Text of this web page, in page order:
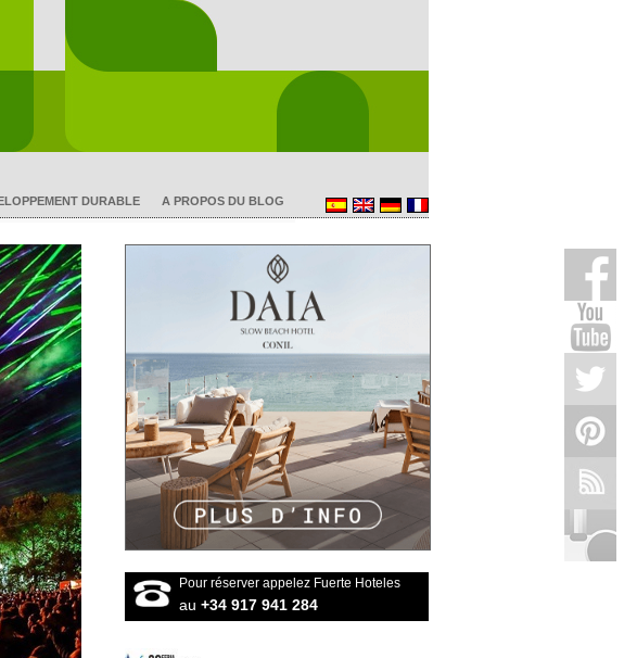
DURABLE A PROPOS DU BLOG
Pour réserver appelez Fuerte Hoteles
au +34 917 941 284